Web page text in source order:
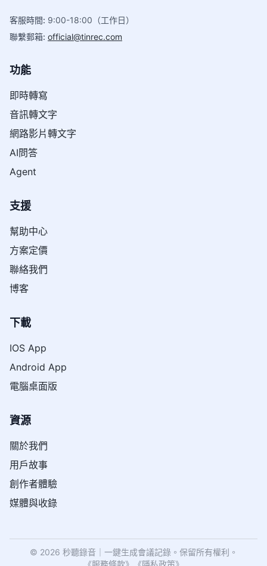
客服時間: 9:00-18:00（工作日）
聯繫郵箱: official@tinrec.com
功能
即時轉寫
音訊轉文字
網路影片轉文字
AI問答
Agent
支援
幫助中心
方案定價
聯絡我們
博客
下載
IOS App
Android App
電腦桌面版
資源
關於我們
用戶故事
創作者體驗
媒體與收錄
© 2026 秒聽錄音｜一鍵生成會議記錄。保留所有權利。